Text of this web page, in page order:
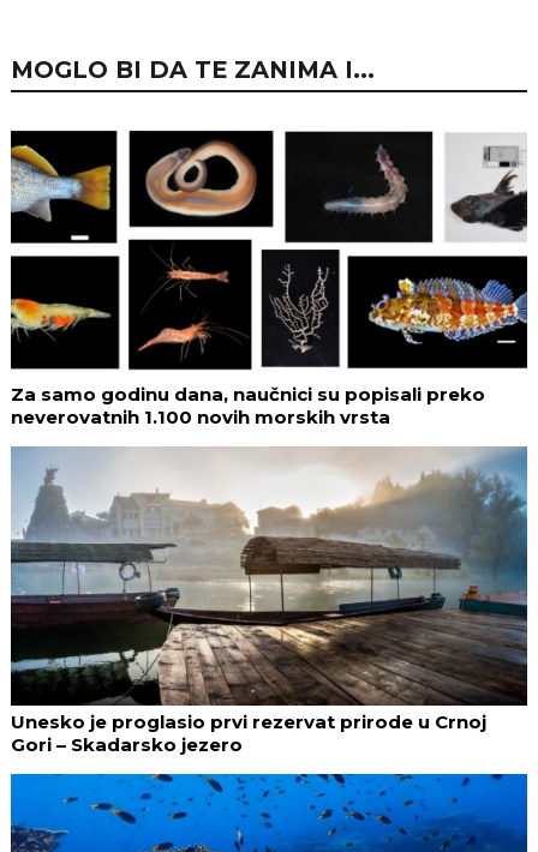
MOGLO BI DA TE ZANIMA I...
Za samo godinu dana, naučnici su popisali preko
neverovatnih 1.100 novih morskih vrsta
Unesko je proglasio prvi rezervat prirode u Crnoj
Gori – Skadarsko jezero